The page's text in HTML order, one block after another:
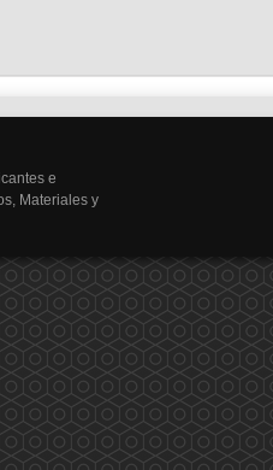
e
Materiales y